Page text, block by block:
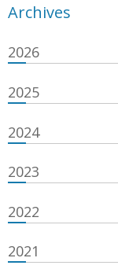
Archives
2026
2025
2024
2023
2022
2021